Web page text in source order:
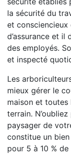
la sécurité du
et consciencieux
d’assurance et il
des employés.
et inspecté
Les
mieux gérer le
maison et
terrain. N’oubliez
paysager de
constitue un
pour 5 à 10 %